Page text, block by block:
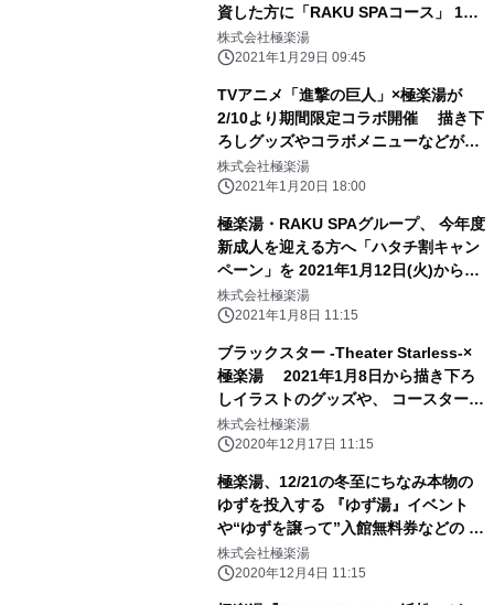
資した方に「RAKU SPAコース」 1回
無料の優待券を送付
株式会社極楽湯
2021年1月29日 09:45
TVアニメ「進撃の巨人」×極楽湯が
2/10より期間限定コラボ開催 描き下
ろしグッズやコラボメニューなどが登
場！
株式会社極楽湯
2021年1月20日 18:00
極楽湯・RAKU SPAグループ、 今年度
新成人を迎える方へ「ハタチ割キャン
ペーン」を 2021年1月12日(火)から期
間限定で開催
株式会社極楽湯
2021年1月8日 11:15
ブラックスター -Theater Starless-×
極楽湯 2021年1月8日から描き下ろ
しイラストのグッズや、 コースターが
もらえるコラボメニュー、フォトスポ
ットが登場
株式会社極楽湯
2020年12月17日 11:15
極楽湯、12/21の冬至にちなみ本物の
ゆずを投入する 『ゆず湯』イベント
や“ゆずを譲って”入館無料券などの プ
レゼントキャンペーンも開催！
株式会社極楽湯
2020年12月4日 11:15